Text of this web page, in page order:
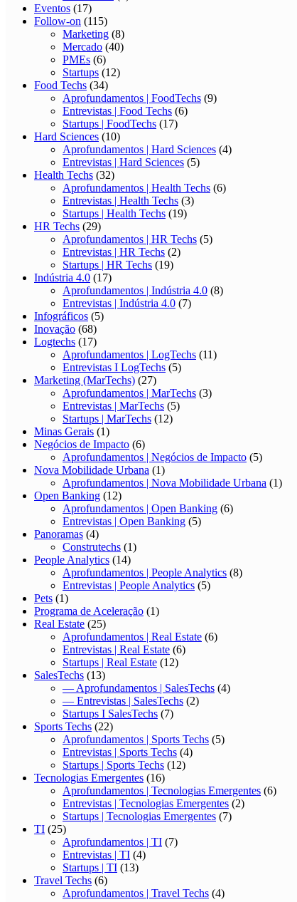
Eventos (17)
Follow-on (115)
Marketing (8)
Mercado (40)
PMEs (6)
Startups (12)
Food Techs (34)
Aprofundamentos | FoodTechs (9)
Entrevistas | Food Techs (6)
Startups | FoodTechs (17)
Hard Sciences (10)
Aprofundamentos | Hard Sciences (4)
Entrevistas | Hard Sciences (5)
Health Techs (32)
Aprofundamentos | Health Techs (6)
Entrevistas | Health Techs (3)
Startups | Health Techs (19)
HR Techs (29)
Aprofundamentos | HR Techs (5)
Entrevistas | HR Techs (2)
Startups | HR Techs (19)
Indústria 4.0 (17)
Aprofundamentos | Indústria 4.0 (8)
Entrevistas | Indústria 4.0 (7)
Infográficos (5)
Inovação (68)
Logtechs (17)
Aprofundamentos | LogTechs (11)
Entrevistas I LogTechs (5)
Marketing (MarTechs) (27)
Aprofundamentos | MarTechs (3)
Entrevistas | MarTechs (5)
Startups | MarTechs (12)
Minas Gerais (1)
Negócios de Impacto (6)
Aprofundamentos | Negócios de Impacto (5)
Nova Mobilidade Urbana (1)
Aprofundamentos | Nova Mobilidade Urbana (1)
Open Banking (12)
Aprofundamentos | Open Banking (6)
Entrevistas | Open Banking (5)
Panoramas (4)
Construtechs (1)
People Analytics (14)
Aprofundamentos | People Analytics (8)
Entrevistas | People Analytics (5)
Pets (1)
Programa de Aceleração (1)
Real Estate (25)
Aprofundamentos | Real Estate (6)
Entrevistas | Real Estate (6)
Startups | Real Estate (12)
SalesTechs (13)
— Aprofundamentos | SalesTechs (4)
— Entrevistas | SalesTechs (2)
Startups I SalesTechs (7)
Sports Techs (22)
Aprofundamentos | Sports Techs (5)
Entrevistas | Sports Techs (4)
Startups | Sports Techs (12)
Tecnologias Emergentes (16)
Aprofundamentos | Tecnologias Emergentes (6)
Entrevistas | Tecnologias Emergentes (2)
Startups | Tecnologias Emergentes (7)
TI (25)
Aprofundamentos | TI (7)
Entrevistas | TI (4)
Startups | TI (13)
Travel Techs (6)
Aprofundamentos | Travel Techs (4)